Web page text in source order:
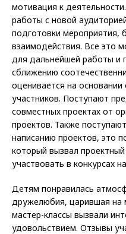
мотивация к
работы с новой
подготовки мероприятия,
взаимодействия. Все это
для дальнейшей работы и
сближению
оценивается на
участников. Поступают
совместных проектах от
проектов. Также
написанию проектов, это
который вызвал
участвовать в конкурсах
Детям понравилась
дружелюбия, царившая на
мастер-классы вызвали
удовольствием. Отзывы